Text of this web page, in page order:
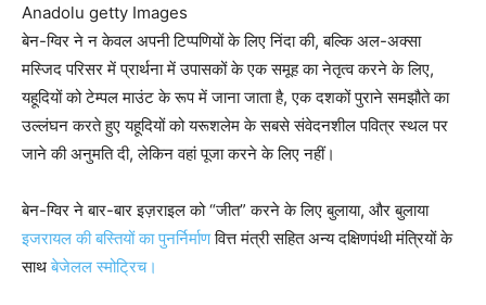
Anadolu getty Images
बेन-ग्विर ने न केवल अपनी टिप्पणियों के लिए निंदा की, बल्कि अल-अक्सा
मस्जिद परिसर में प्रार्थना में उपासकों के एक समूह का नेतृत्व करने के लिए,
यहूदियों को टेम्पल माउंट के रूप में जाना जाता है, एक दशकों पुराने समझौते का
उल्लंघन करते हुए यहूदियों को यरूशलेम के सबसे संवेदनशील पवित्र स्थल पर
जाने की अनुमति दी, लेकिन वहां पूजा करने के लिए नहीं।
बेन-ग्विर ने बार-बार इज़राइल को “जीत” करने के लिए बुलाया, और बुलाया
इजरायल की बस्तियों का पुनर्निर्माणवित्त मंत्री सहित अन्य दक्षिणपंथी मंत्रियों के
साथबेजेलल स्मोट्रिच।